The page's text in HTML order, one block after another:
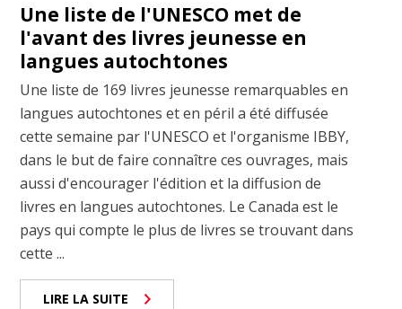
Une liste de l'UNESCO met de
l'avant des livres jeunesse en
langues autochtones
Une liste de 169 livres jeunesse remarquables en
langues autochtones et en péril a été diffusée
cette semaine par l'UNESCO et l'organisme IBBY,
dans le but de faire connaître ces ouvrages, mais
aussi d'encourager l'édition et la diffusion de
livres en langues autochtones. Le Canada est le
pays qui compte le plus de livres se trouvant dans
cette ...
LIRE LA SUITE